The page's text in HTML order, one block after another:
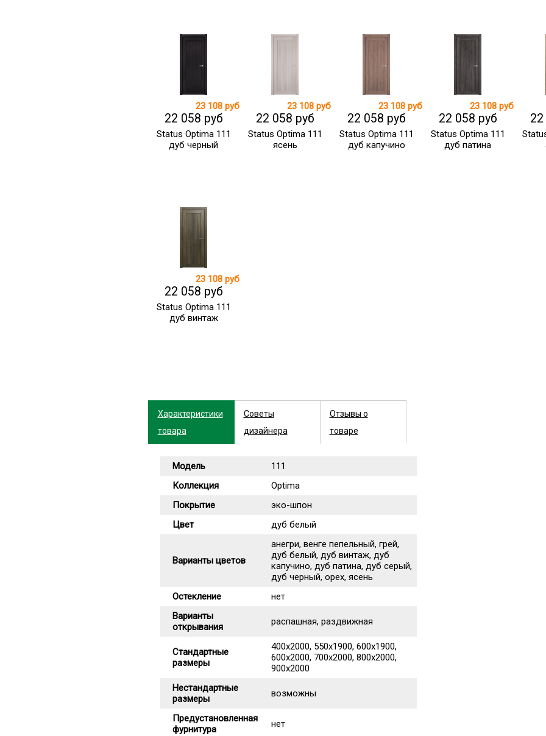
23 108 руб
22 058 руб
Status Optima 111
дуб черный
23 108 руб
22 058 руб
Status Optima 111
ясень
23 108 руб
22 058 руб
Status Optima 111
дуб капучино
23 108 руб
22 058 руб
Status Optima 111
дуб патина
23 108 руб
22 058 руб
Status Optima 111
дуб винтаж
Характеристики
товара
Советы
дизайнера
Отзывы о
товаре
Модель
111
Коллекция
Optima
Покрытие
эко-шпон
Цвет
дуб белый
Варианты цветов
анегри, венге пепельный, грей,
дуб белый, дуб винтаж, дуб
капучино, дуб патина, дуб серый,
дуб черный, орех, ясень
Остекление
нет
Варианты
открывания
распашная, раздвижная
Стандартные
размеры
400х2000, 550х1900, 600х1900,
600х2000, 700х2000, 800х2000,
900х2000
Нестандартные
размеры
возможны
Предустановленная
фурнитура
нет